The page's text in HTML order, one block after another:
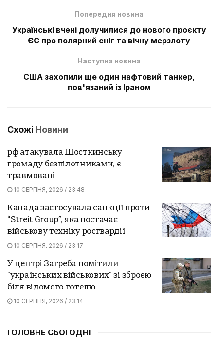
Попередня новина
Українські вчені долучилися до нового проєкту
ЄС про полярний сніг та вічну мерзлоту
Наступна новина
США захопили ще один нафтовий танкер,
пов'язаний із Іраном
Схожі Новини
рф атакувала Шосткинську
громаду безпілотниками, є
травмовані
10 СЕРПНЯ, 2026 / 23:48
Канада застосувала санкції проти
“Streit Group”, яка постачає
військову техніку росгвардії
10 СЕРПНЯ, 2026 / 23:17
У центрі Загреба помітили
"українських військових" зі зброєю
біля відомого готелю
10 СЕРПНЯ, 2026 / 23:14
ГОЛОВНЕ СЬОГОДНІ